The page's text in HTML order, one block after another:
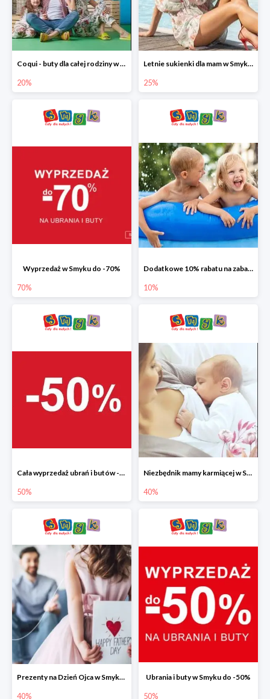
Coqui - buty dla całej rodziny w Smyku do -20%
20%
Letnie sukienki dla mam w Smyku do -25%
25%
Wyprzedaż w Smyku do -70%
70%
Dodatkowe 10% rabatu na zabawki ogrodowe i baseny
10%
Cała wyprzedaż ubrań i butów -50%
50%
Niezbędnik mamy karmiącej w Smyku do -40%
40%
Prezenty na Dzień Ojca w Smyku do -40%
40%
Ubrania i buty w Smyku do -50%
50%